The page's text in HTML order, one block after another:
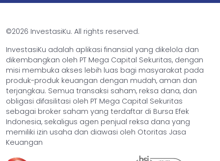
©2026 InvestasiKu. All rights reserved.
InvestasiKu adalah aplikasi finansial yang dikelola dan
dikembangkan oleh PT Mega Capital Sekuritas, dengan
misi membuka akses lebih luas bagi masyarakat pada
produk-produk keuangan dengan mudah, aman dan
terjangkau. Semua transaksi saham, reksa dana, dan
obligasi difasilitasi oleh PT Mega Capital Sekuritas
sebagai broker saham yang terdaftar di Bursa Efek
Indonesia, sekaligus agen penjual reksa dana yang
memiliki izin usaha dan diawasi oleh Otoritas Jasa
Keuangan